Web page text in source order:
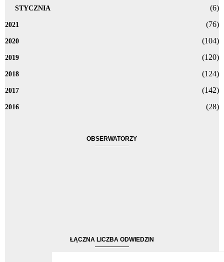
STYCZNIA (6)
2021 (76)
2020 (104)
2019 (120)
2018 (124)
2017 (142)
2016 (28)
OBSERWATORZY
ŁĄCZNA LICZBA ODWIEDZIN